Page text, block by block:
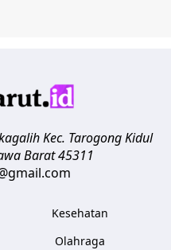
Kec. Tarogong Kidul
Barat45311
Kesehatan
Olahraga